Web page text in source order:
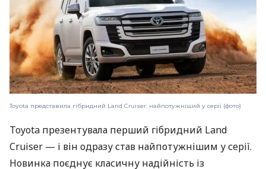
Toyota представила гібридний Land Cruiser: найпотужніший у серії (фото)
Toyota презентувала перший гібридний Land
Cruiser — і він одразу став найпотужнішим у серії.
Новинка поєднує класичну надійність із